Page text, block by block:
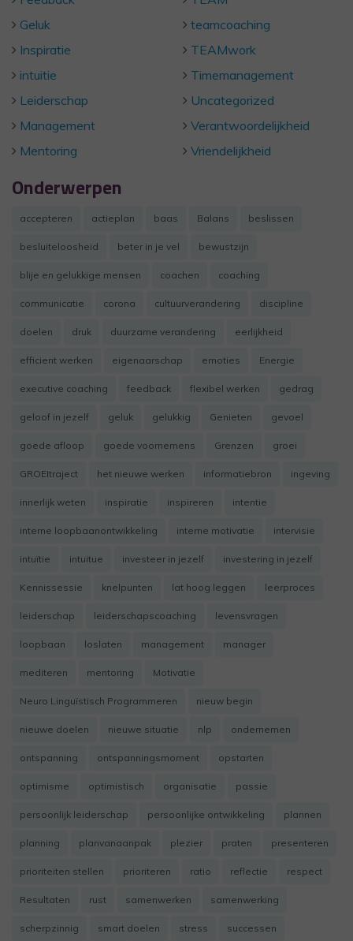
Geluk
Inspiratie
intuitie
Leiderschap
Management
Mentoring
teamcoaching
TEAMwork
Timemanagement
Uncategorized
Verantwoordelijkheid
Vriendelijkheid
Onderwerpen
accepteren actieplan baas Balans beslissen
besluiteloosheid beter in je vel bewustzijn
blije en gelukkige mensen coachen coaching
communicatie corona cultuurverandering discipline
doelen druk duurzame verandering eerlijkheid
efficient werken eigenaarschap emoties Energie
executive coaching feedback flexibel werken gedrag
geloof in jezelf geluk gelukkig Genieten gevoel
goede afloop goede voornemens Grenzen groei
GROEItraject het nieuwe werken informatiebron ingeving
innerlijk weten inspiratie inspireren intentie
interne loopbaanontwikkeling interne motivatie intervisie
intuïtie intuitue investeer in jezelf investering in jezelf
Kennissessie knelpunten lat hoog leggen leerproces
leiderschap leiderschapscoaching levensvragen
loopbaan loslaten management manager
mediteren mentoring Motivatie
Neuro Linguïstisch Programmeren nieuw begin
nieuwe doelen nieuwe situatie nlp ondernemen
ontspanning ontspanningsmoment opstarten
optimisme optimistisch organisatie passie
persoonlijk leiderschap persoonlijke ontwikkeling plannen
planning planvanaanpak plezier praten presenteren
prioriteiten stellen prioriteren ratio reflectie respect
Resultaten rust samenwerken samenwerking
scherpzinnig smart doelen stress successen